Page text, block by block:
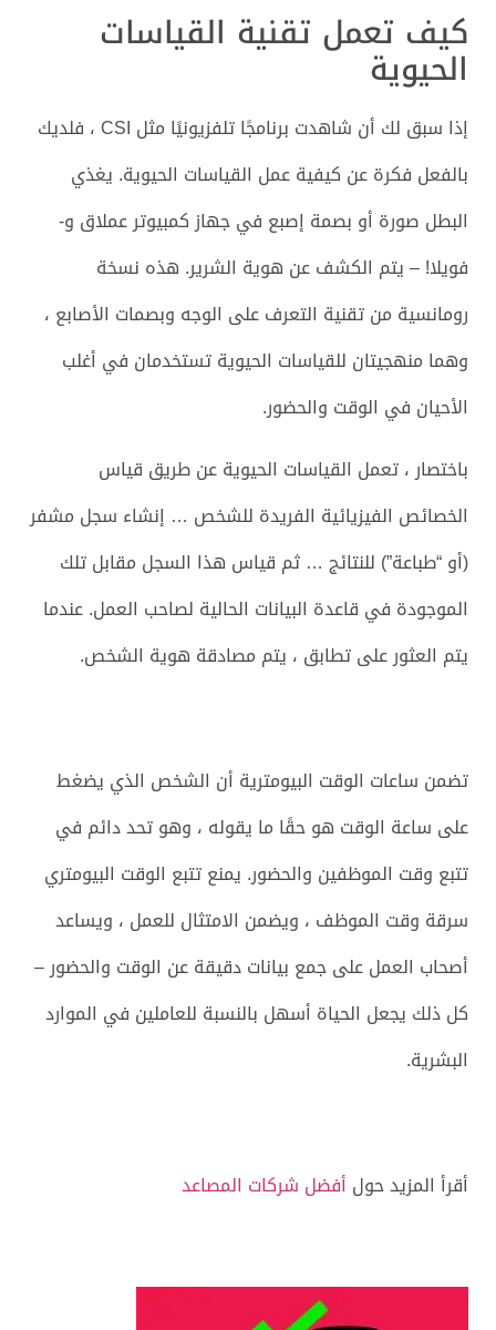
كيف تعمل تقنية القياسات
الحيوية
إذا سبق لك أن شاهدت برنامجًا تلفزيونيًا مثل CSI ، فلديك
بالفعل فكرة عن كيفية عمل القياسات الحيوية. يغذي
البطل صورة أو بصمة إصبع في جهاز كمبيوتر عملاق و-
فويلا! – يتم الكشف عن هوية الشرير. هذه نسخة
رومانسية من تقنية التعرف على الوجه وبصمات الأصابع ،
وهما منهجيتان للقياسات الحيوية تستخدمان في أغلب
الأحيان في الوقت والحضور.
باختصار ، تعمل القياسات الحيوية عن طريق قياس
الخصائص الفيزيائية الفريدة للشخص … إنشاء سجل مشفر
(أو “طباعة”) للنتائج … ثم قياس هذا السجل مقابل تلك
الموجودة في قاعدة البيانات الحالية لصاحب العمل. عندما
يتم العثور على تطابق ، يتم مصادقة هوية الشخص.
تضمن ساعات الوقت البيومترية أن الشخص الذي يضغط
على ساعة الوقت هو حقًا ما يقوله ، وهو تحد دائم في
تتبع وقت الموظفين والحضور. يمنع تتبع الوقت البيومتري
سرقة وقت الموظف ، ويضمن الامتثال للعمل ، ويساعد
أصحاب العمل على جمع بيانات دقيقة عن الوقت والحضور –
كل ذلك يجعل الحياة أسهل بالنسبة للعاملين في الموارد
البشرية.
أقرأ المزيد حول أفضل شركات المصاعد